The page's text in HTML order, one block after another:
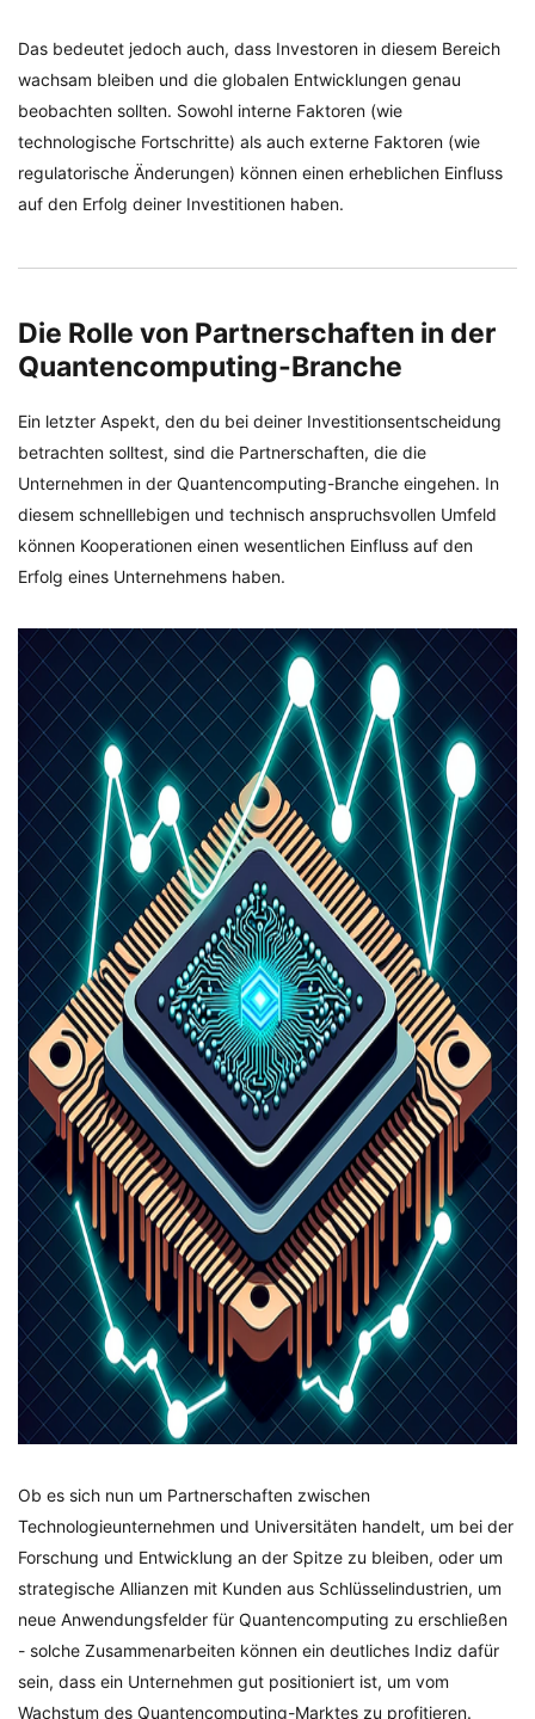
Das bedeutet jedoch auch, dass Investoren in diesem Bereich
wachsam bleiben und die globalen Entwicklungen genau
beobachten sollten. Sowohl interne Faktoren (wie
technologische Fortschritte) als auch externe Faktoren (wie
regulatorische Änderungen) können einen erheblichen Einfluss
auf den Erfolg deiner Investitionen haben.
Die Rolle von Partnerschaften in der
Quantencomputing-Branche
Ein letzter Aspekt, den du bei deiner Investitionsentscheidung
betrachten solltest, sind die Partnerschaften, die die
Unternehmen in der Quantencomputing-Branche eingehen. In
diesem schnelllebigen und technisch anspruchsvollen Umfeld
können Kooperationen einen wesentlichen Einfluss auf den
Erfolg eines Unternehmens haben.
Ob es sich nun um Partnerschaften zwischen
Technologieunternehmen und Universitäten handelt, um bei der
Forschung und Entwicklung an der Spitze zu bleiben, oder um
strategische Allianzen mit Kunden aus Schlüsselindustrien, um
neue Anwendungsfelder für Quantencomputing zu erschließen
- solche Zusammenarbeiten können ein deutliches Indiz dafür
sein, dass ein Unternehmen gut positioniert ist, um vom
Wachstum des Quantencomputing-Marktes zu profitieren.